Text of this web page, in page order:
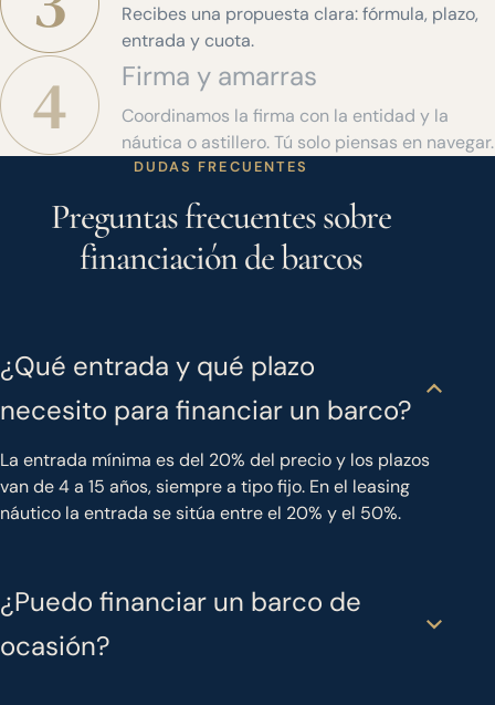
Recibes una propuesta clara: fórmula, plazo,
entrada y cuota.
Firma y amarras
Coordinamos la firma con la entidad y la
náutica o astillero. Tú solo piensas en navegar.
DUDAS FRECUENTES
Preguntas frecuentes sobre
financiación de barcos
¿Qué entrada y qué plazo
necesito para financiar un barco?
La entrada mínima es del 20% del precio y los plazos
van de 4 a 15 años, siempre a tipo fijo. En el leasing
náutico la entrada se sitúa entre el 20% y el 50%.
¿Puedo financiar un barco de
ocasión?